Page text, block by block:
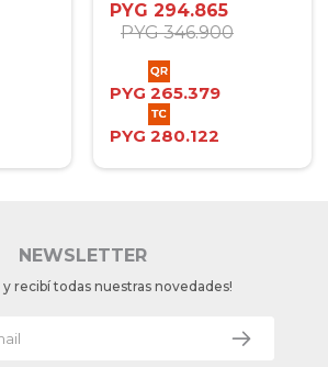
PYG 294.865
PYG 346.900
PYG 265.379
PYG 280.122
NEWSLETTER
y recibí todas nuestras novedades!